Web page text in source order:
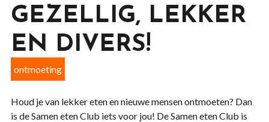
GEZELLIG, LEKKER
EN DIVERS!
ontmoeting
Houd je van lekker eten en nieuwe mensen ontmoeten? Dan
is de Samen eten Club iets voor jou! De Samen eten Club is